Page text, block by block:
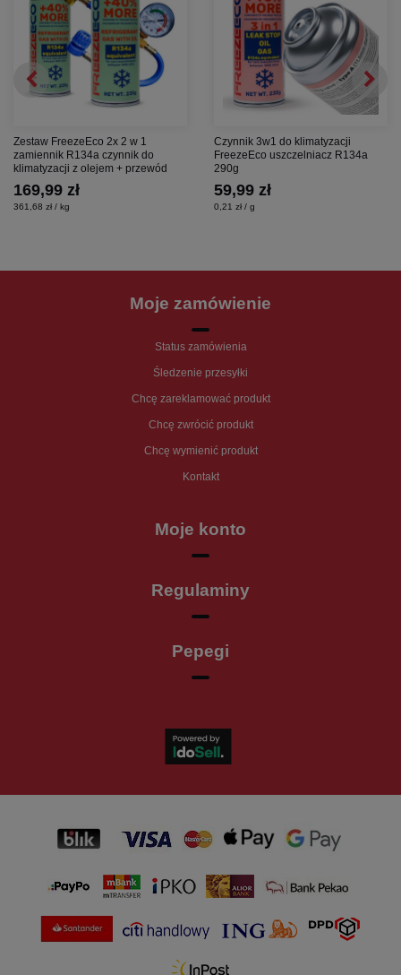
Zestaw FreezeEco 2x 2 w 1
zamiennik R134a czynnik do
klimatyzacji z olejem + przewód
169,99 zł
361,68 zł / kg
Czynnik 3w1 do klimatyzacji
FreezeEco uszczelniacz R134a
290g
59,99 zł
0,21 zł / g
Moje zamówienie
Status zamówienia
Śledzenie przesyłki
Chcę zareklamować produkt
Chcę zwrócić produkt
Chcę wymienić produkt
Kontakt
Moje konto
Regulaminy
Pepegi